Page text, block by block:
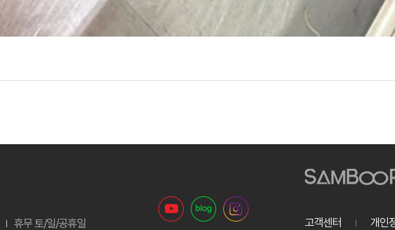
휴무 토/일/공휴일 고객센터 개인